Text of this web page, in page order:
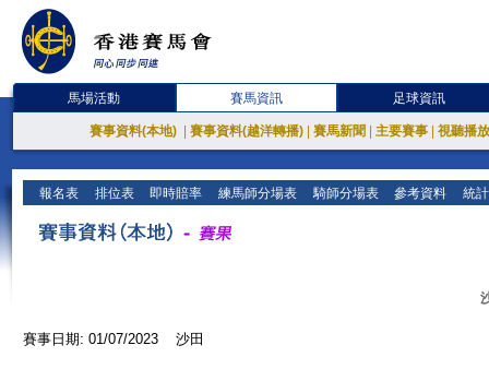
馬場活動 賽馬資訊 足球資訊
賽事資料(本地) 賽事資料(越洋轉播) 賽馬新聞 主要賽事 視聽播
報名表 排位表 即時賠率 練馬師分場表 騎師分場表 參考資料 統
賽事日期: 01/07/2023 沙田